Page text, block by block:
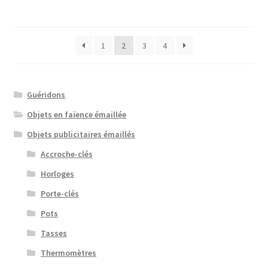
1 2 3 4
Guéridons
Objets en faïence émaillée
Objets publicitaires émaillés
Accroche-clés
Horloges
Porte-clés
Pots
Tasses
Thermomètres